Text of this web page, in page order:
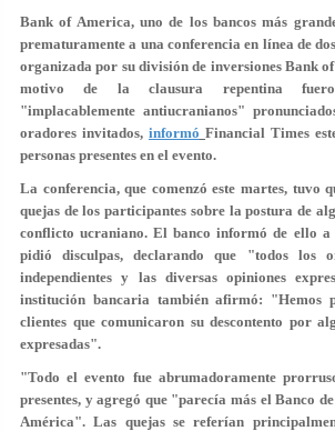
Bank of America, uno de los bancos más
prematuramente a una conferencia en línea de
organizada por su división de inversiones Bank
motivo de la clausura repentina
"implacablemente antiucranianos"
oradores invitados, informó Financial Times
personas presentes en el evento.
La conferencia, que comenzó este martes, tuvo
quejas de los participantes sobre la postura de
conflicto ucraniano. El banco informó de ello a
pidió disculpas, declarando que "todos los
independientes y las diversas opiniones
institución bancaria también afirmó: "Hemos
clientes que comunicaron su descontento por
expresadas".
"Todo el evento fue abrumadoramente
presentes, y agregó que "parecía más el Banco
América". Las quejas se referían